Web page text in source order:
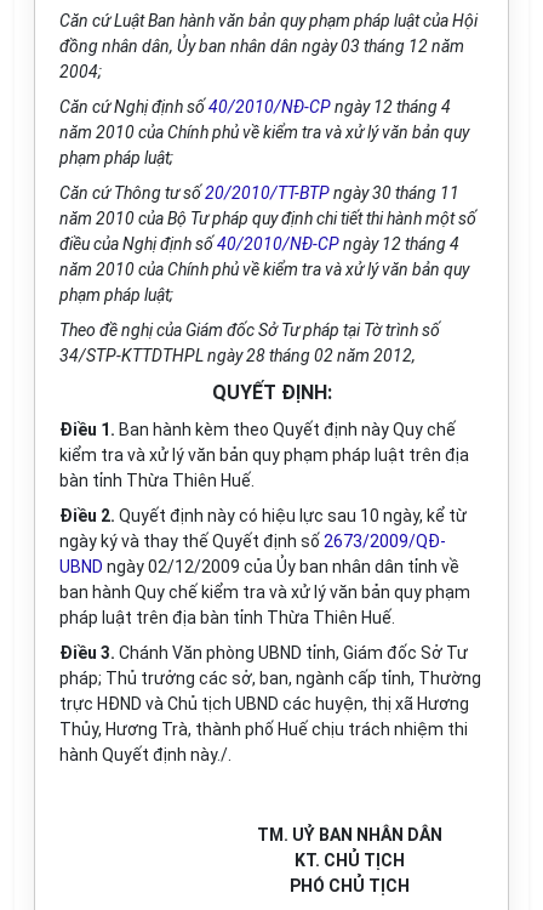
Căn cứ Luật Ban hành văn bản quy phạm pháp luật của Hội
đồng nhân dân, Ủy ban nhân dân ngày 03 tháng 12 năm
2004;
Căn cứ Nghị định số40/2010/NĐ-CPngày 12 tháng 4
năm 2010 của Chính phủ về kiểm tra và xử lý văn bản quy
phạm pháp luật;
Căn cứ Thông tư số20/2010/TT-BTPngày 30 tháng 11
năm 2010 của Bộ Tư pháp quy định chi tiết thi hành một số
điều của Nghị định số40/2010/NĐ-CPngày 12 tháng 4
năm 2010 của Chính phủ về kiểm tra và xử lý văn bản quy
phạm pháp luật;
Theo đề nghị của Giám đốc Sở Tư pháp tại Tờ trình số
34/STP-KTTDTHPL ngày 28 tháng 02 năm 2012,
QUYẾT ĐỊNH:
Điều 1. Ban hành kèm theo Quyết định này Quy chế
kiểm tra và xử lý văn bản quy phạm pháp luật trên địa
bàn tỉnh Thừa Thiên Huế.
Điều 2. Quyết định này có hiệu lực sau 10 ngày, kể từ
ngày kývà thay thế Quyết định số 2673/2009/QĐ-
UBND ngày 02/12/2009 của Ủy ban nhân dân tỉnh về
ban hành Quy chế kiểm tra và xử lý văn bản quy phạm
pháp luật trên địa bàn tỉnh Thừa Thiên Huế.
Điều 3. Chánh Văn phòng UBND tỉnh, Giám đốc Sở Tư
pháp; Thủ trưởng các sở, ban, ngành cấp tỉnh, Thường
trực HĐND và Chủ tịch UBND các huyện, thị xã Hương
Thủy, Hương Trà, thành phố Huế chịu trách nhiệm thi
hành Quyết định này./.
TM. UỶ BAN NHÂN DÂN
KT. CHỦ TỊCH
PHÓ CHỦ TỊCH